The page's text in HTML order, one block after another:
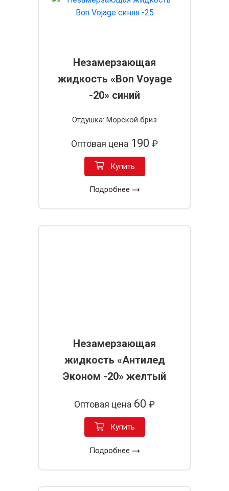
Незамерзающая
жидкость «Bon Voyage
-20» синий
Отдушка: Морской бриз
Оптовая цена 190 ₽
Купить
Подробнее
Незамерзающая
жидкость «Антилед
Эконом -20» желтый
Оптовая цена 60 ₽
Купить
Подробнее